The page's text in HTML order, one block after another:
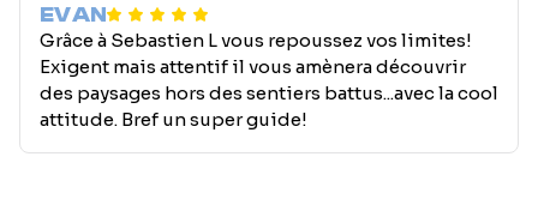
EVAN
Grâce à Sebastien L vous repoussez vos limites!
Exigent mais attentif il vous amènera découvrir
des paysages hors des sentiers battus...avec la cool
attitude. Bref un super guide!